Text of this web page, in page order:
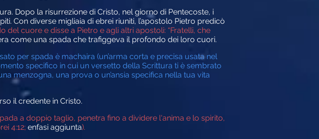
Dopo la risurrezione di Cristo, nel giorno di Pentecoste, i
Con diverse migliaia di ebrei riuniti, l’apostolo Pietro predicò
cuore e disse a Pietro e agli altri apostoli: “Fratelli, che
come una spada che trafiggeva il profondo dei loro cuori.
per spada è machaira (un’arma corta e precisa usata nel
specifico in cui un versetto della Scrittura ti è sembrato
menzogna, una prova o un’ansia specifica nella tua vita
il credente in Cristo.
a doppio taglio, penetra fino a dividere l'anima e lo spirito,
4:12; enfasi aggiunta).